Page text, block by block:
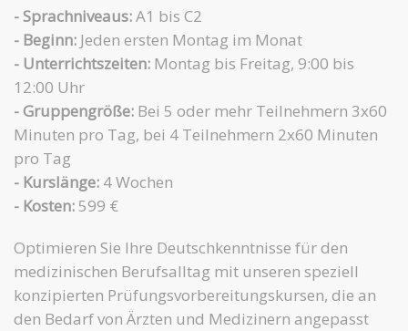
- Sprachniveaus:A1 bis C2
- Beginn: Jeden ersten Montag im Monat
- Unterrichtszeiten: Montag bis Freitag, 9:00 bis
12:00 Uhr
- Gruppengröße: Bei 5 oder mehr Teilnehmern 3x60
Minuten pro Tag, bei 4 Teilnehmern 2x60 Minuten
pro Tag
- Kurslänge: 4 Wochen
- Kosten: 599 €
Optimieren Sie Ihre Deutschkenntnisse für den
medizinischen Berufsalltag mit unseren speziell
konzipierten Prüfungsvorbereitungskursen, die an
den Bedarf von Ärzten und Medizinern angepasst